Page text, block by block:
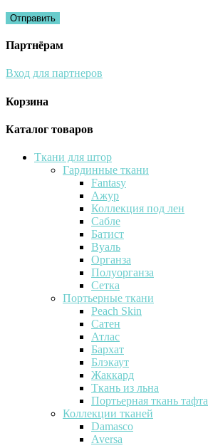
Партнёрам
Вход для партнеров
Корзина
Каталог товаров
Ткани для штор
Гардинные ткани
Fantasy
Ажур
Коллекция под лен
Сабле
Батист
Вуаль
Органза
Полуорганза
Сетка
Портьерные ткани
Peach Skin
Сатен
Атлас
Бархат
Блэкаут
Жаккард
Ткань из льна
Портьерная ткань тафта
Коллекции тканей
Damasco
Aversa